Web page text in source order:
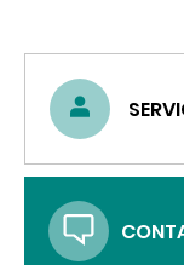
UN